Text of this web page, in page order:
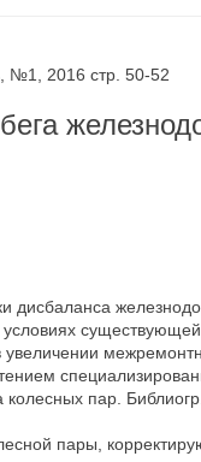
№1, 2016 стр. 50-52
дисбаланса
увеличении
пар.
пары,